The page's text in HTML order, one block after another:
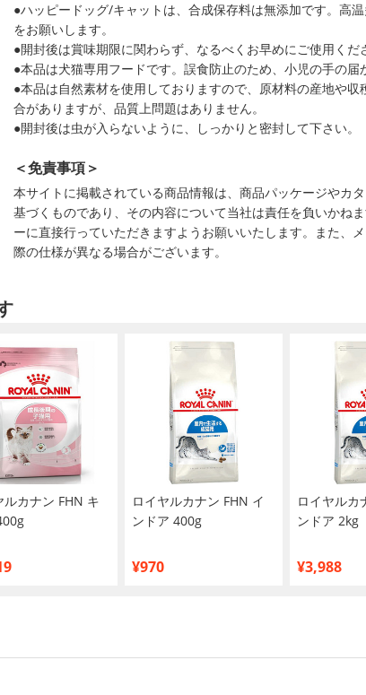
●ハッピードッグ/キャットは、合成保存料は無添加です。高
をお願いします。
●開封後は賞味期限に関わらず、なるべくお早めにご使用くだ
●本品は犬猫専用フードです。誤食防止のため、小児の手の届
●本品は自然素材を使用しておりますので、原材料の産地や
合がありますが、品質上問題はありません。
●開封後は虫が入らないように、しっかりと密封して下さい。
＜免責事項＞
本サイトに掲載されている商品情報は、商品パッケージやカ
基づくものであり、その内容について当社は責任を負いかね
ーに直接行っていただきますようお願いいたします。また、
際の仕様が異なる場合がございます。
ルカナン FHN キ
ロイヤルカナン FHN イ
ンドア 400g
¥970
ロイヤルカ
ンドア 2kg
¥3,988